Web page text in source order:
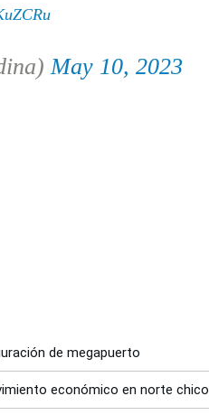
May 10, 2023
de megapuerto
económico en norte chico